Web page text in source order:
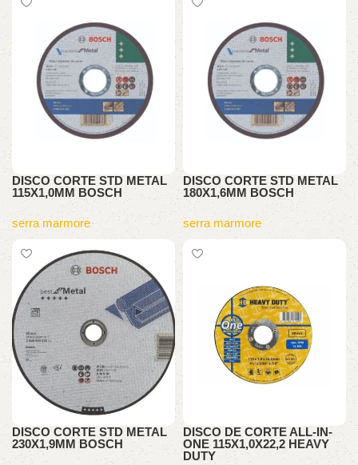
DISCO CORTE STD METAL
115X1,0MM BOSCH
serra marmore
DISCO CORTE STD METAL
180X1,6MM BOSCH
serra marmore
DISCO CORTE STD METAL
230X1,9MM BOSCH
DISCO DE CORTE ALL-IN-
ONE 115X1,0X22,2 HEAVY
DUTY